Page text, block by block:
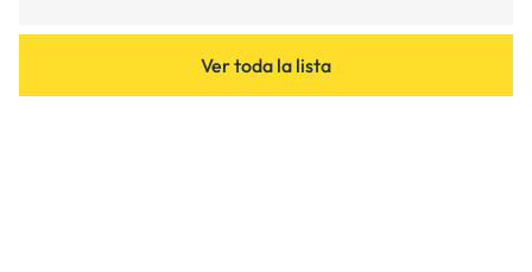
Ver toda la lista